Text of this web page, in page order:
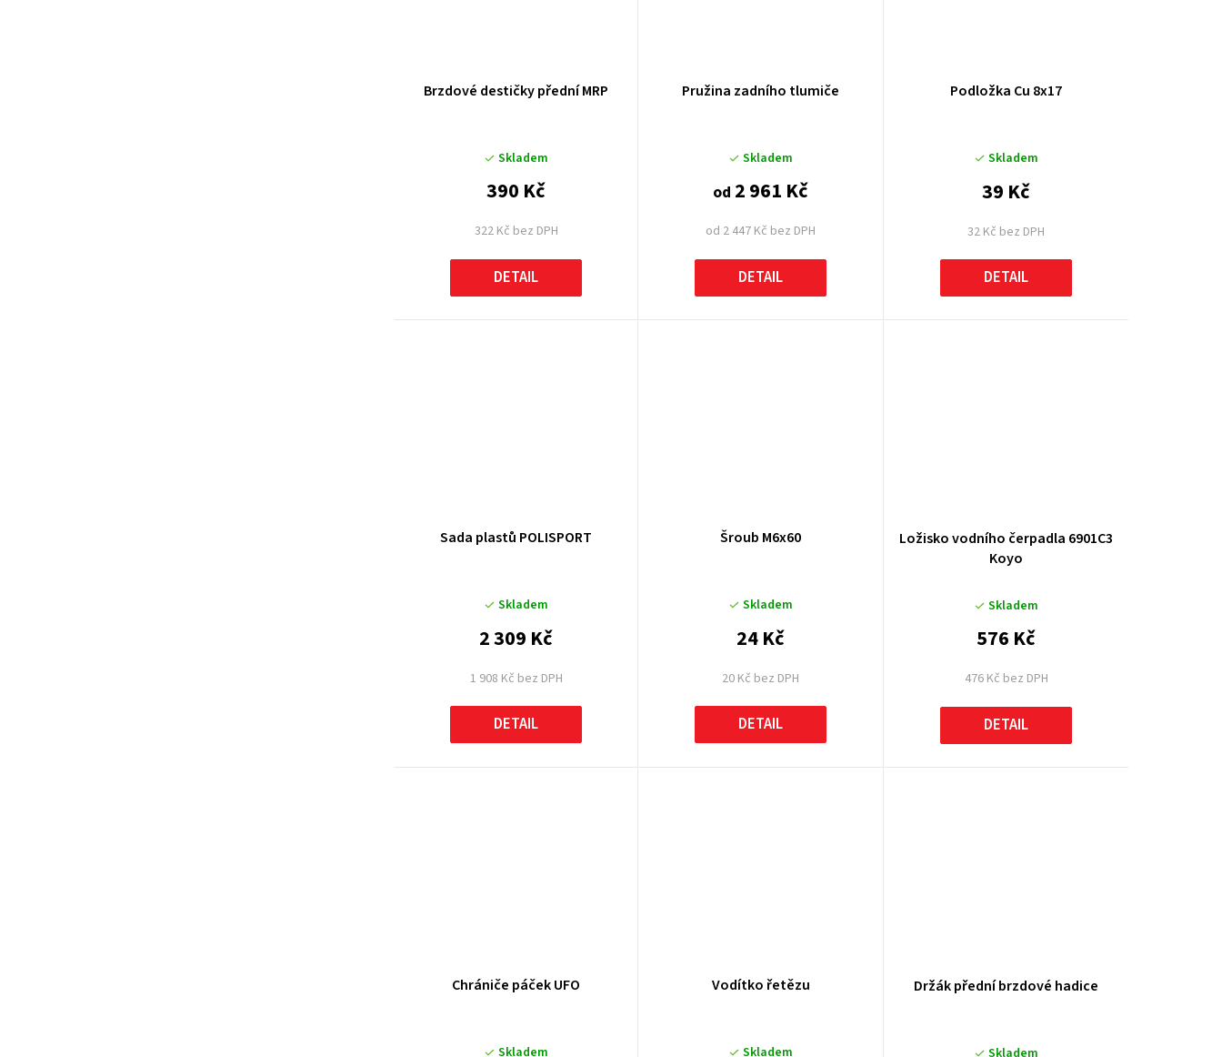
Brzdové destičky přední MRP
Skladem
322 Kč bez DPH
390 Kč
DETAIL
Pružina zadního tlumiče
Skladem
od 2 447 Kč bez DPH
od 2 961 Kč
DETAIL
Podložka Cu 8x17
Skladem
32 Kč bez DPH
39 Kč
DETAIL
Sada plastů POLISPORT
Skladem
1 908 Kč bez DPH
2 309 Kč
DETAIL
Šroub M6x60
Skladem
20 Kč bez DPH
24 Kč
DETAIL
Ložisko vodního čerpadla 6901C3
Koyo
Skladem
476 Kč bez DPH
576 Kč
DETAIL
Chrániče páček UFO
Skladem
Vodítko řetězu
Skladem
Držák přední brzdové hadice
Skladem